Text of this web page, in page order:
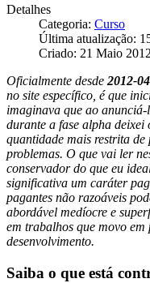
Detalhes
Categoria: Curso
Última atualização:
Criado: 21 Maio 2012
Oficialmente desde 2012-
no site específico, é que
imaginava que ao
durante a fase alpha deixei
quantidade mais restrita de
problemas. O que vai ler
conservador do que eu
significativa um caráter
pagantes não razoáveis
abordável medíocre e
em trabalhos que movo
desenvolvimento.
Saiba o que está